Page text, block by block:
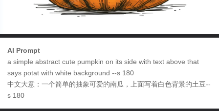
AI Prompt
a simple abstract cute pumpkin on its side with text above that
says potat with white background --s 180
中文大意：一个简单的抽象可爱的南瓜，上面写着白色背景的土豆--
s 180